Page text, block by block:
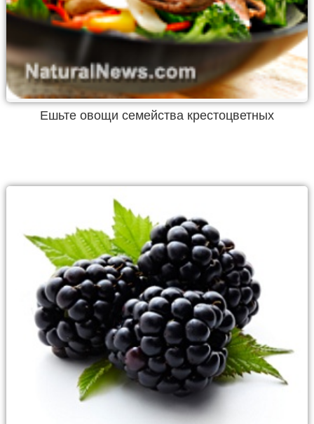
Ешьте овощи семейства крестоцветных